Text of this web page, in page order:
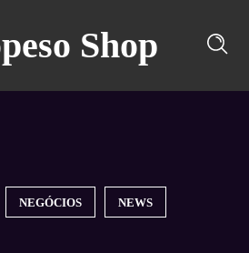
Shop
NEGÓCIOS NEWS